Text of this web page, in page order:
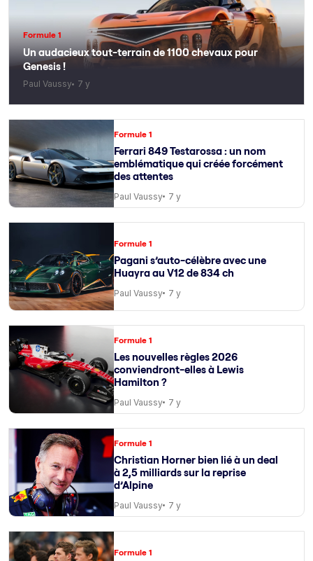
Formule 1
Un audacieux tout-terrain de 1100 chevaux pour
Genesis !
Paul Vaussy 7 y
Formule 1
Ferrari 849 Testarossa : un nom
emblématique qui créée forcément
des attentes
Paul Vaussy 7 y
Formule 1
Pagani s’auto-célèbre avec une
Huayra au V12 de 834 ch
Paul Vaussy 7 y
Formule 1
Les nouvelles règles 2026
conviendront-elles à Lewis
Hamilton ?
Paul Vaussy 7 y
Formule 1
Christian Horner bien lié à un deal
à 2,5 milliards sur la reprise
d’Alpine
Paul Vaussy 7 y
Formule 1